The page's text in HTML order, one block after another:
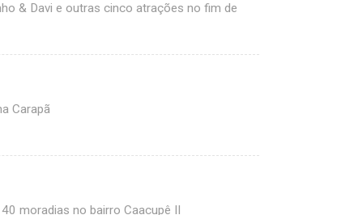
& Davi e outras cinco atrações no fim de
Carapã
moradias no bairro Caacupê II